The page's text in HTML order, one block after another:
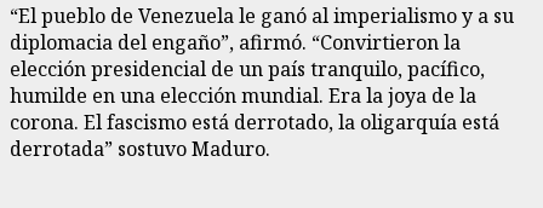
“El pueblo de Venezuela le ganó al imperialismo y a su
diplomacia del engaño”, afirmó. “Convirtieron la
elección presidencial de un país tranquilo, pacífico,
humilde en una elección mundial. Era la joya de la
corona. El fascismo está derrotado, la oligarquía está
derrotada” sostuvo Maduro.